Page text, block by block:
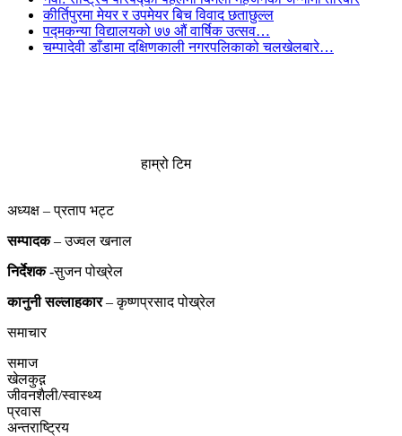
कीर्तिपुरमा मेयर र उपमेयर बिच विवाद छताछुल्ल
पद्मकन्या विद्यालयको ७७ औं ‌‌वार्षिक ‌उत्सव…
चम्पादेवी डाँडामा दक्षिणकाली नगरपलिकाको चलखेलबारे…
हाम्रो टिम
अध्यक्ष – प्रताप भट्ट
सम्पादक– उज्वल खनाल
निर्देशक-सुजन पोख्रेल
कानुनी सल्लाहकार– कृष्णप्रसाद पोख्रेल
समाचार
समाज
खेलकुद़़
जीवनशैली/स्वास्थ्य
प्रवास
अन्तराष्ट्रिय